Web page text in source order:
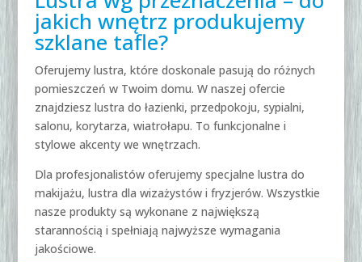
jakich wnętrz produkujemy
szklane tafle?
Oferujemy lustra, które doskonale pasują do różnych
pomieszczeń w Twoim domu. W naszej ofercie
znajdziesz lustra do łazienki, przedpokoju, sypialni,
salonu, korytarza, wiatrołapu. To funkcjonalne i
stylowe akcenty we wnętrzach.
Dla profesjonalistów oferujemy specjalne lustra do
makijażu, lustra dla wizażystów i fryzjerów. Wszystkie
nasze produkty są wykonane z największą
starannością i spełniają najwyższe wymagania
jakościowe.